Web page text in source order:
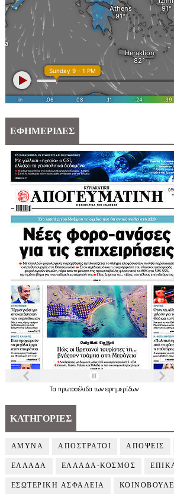
ΕΦΗΜΕΡΙΔΕΣ
Τα πρωτοσέλιδατων εφημερίδων
ΚΑΤΗΓΟΡΙΕΣ
ΑΜΥΝΑ ΑΠΟΣΤΡΑΤΟΙ ΑΠΟΨΕΙΣ
ΕΛΛΑΔΑ ΕΛΛΑΔΑ-ΚΟΣΜΟΣ
ΕΣΩΤΕΡΙΚΗ ΑΣΦΑΛΕΙΑ